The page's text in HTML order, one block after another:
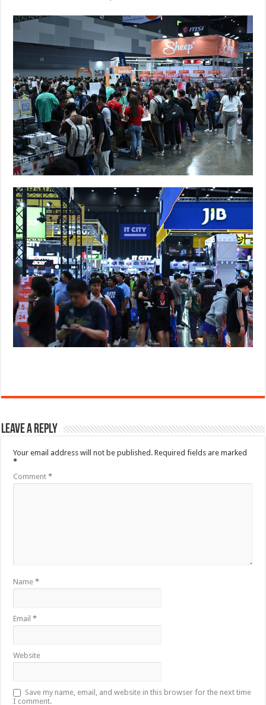
Leave a Reply
Your email address will not be published. Required fields are marked
*
Comment*
Name*
Email*
Website
Save my name, email, and website in this browser for the next time
I comment.